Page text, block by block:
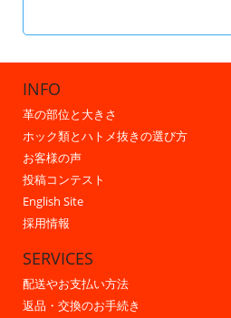
INFO
革の部位と大きさ
ホック類とハトメ抜きの選び方
お客様の声
投稿コンテスト
English Site
採用情報
SERVICES
配送やお支払い方法
返品・交換のお手続き